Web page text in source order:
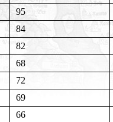
95
84
82
68
72
69
66